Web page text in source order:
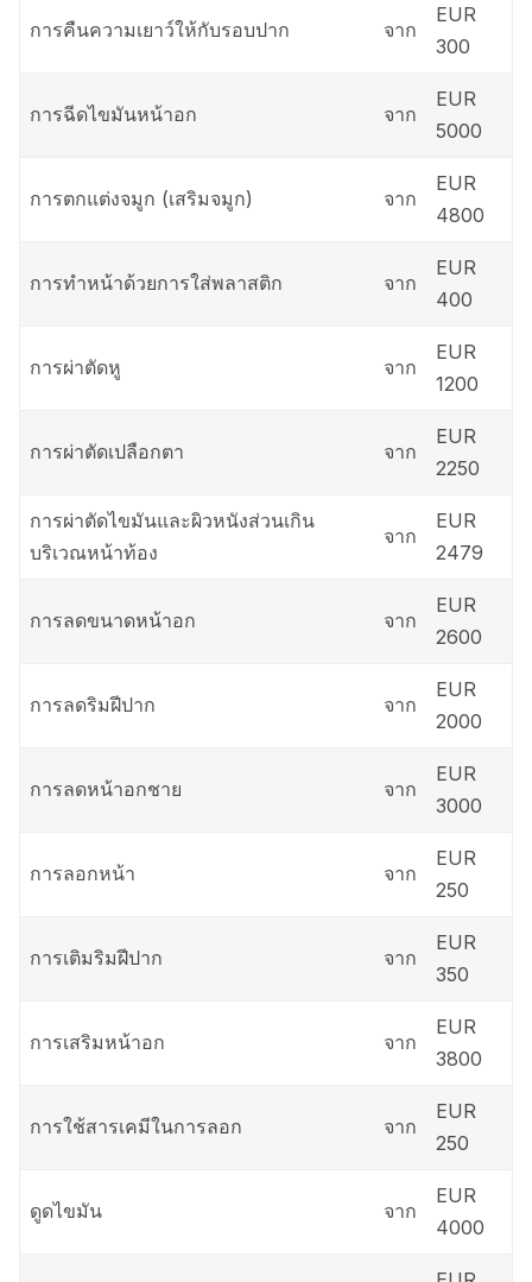
การคืนความเยาว์ให้กับรอบปาก จาก
EUR
300
การฉีดไขมันหน้าอก จาก
EUR
5000
การตกแต่งจมูก (เสริมจมูก) จาก
EUR
4800
การทำหน้าด้วยการใส่พลาสติก จาก
EUR
400
การผ่าตัดหู จาก
EUR
1200
การผ่าตัดเปลือกตา จาก
EUR
2250
การผ่าตัดไขมันและผิวหนังส่วนเกิน
บริเวณหน้าท้อง
จาก
EUR
2479
การลดขนาดหน้าอก จาก
EUR
2600
การลดริมฝีปาก จาก
EUR
2000
การลดหน้าอกชาย จาก
EUR
3000
การลอกหน้า จาก
EUR
250
การเติมริมฝีปาก จาก
EUR
350
การเสริมหน้าอก จาก
EUR
3800
การใช้สารเคมีในการลอก จาก
EUR
250
ดูดไขมัน จาก
EUR
4000